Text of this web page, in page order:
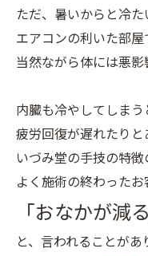
ただ、暑いからと冷た
エアコンの利いた部屋
当然ながら体には悪影
内臓も冷やしてしまう
疲労回復が遅れたりと
いづみ堂の手技の特徴
よく施術の終わったお
「おなかが減る
と、言われることがあ